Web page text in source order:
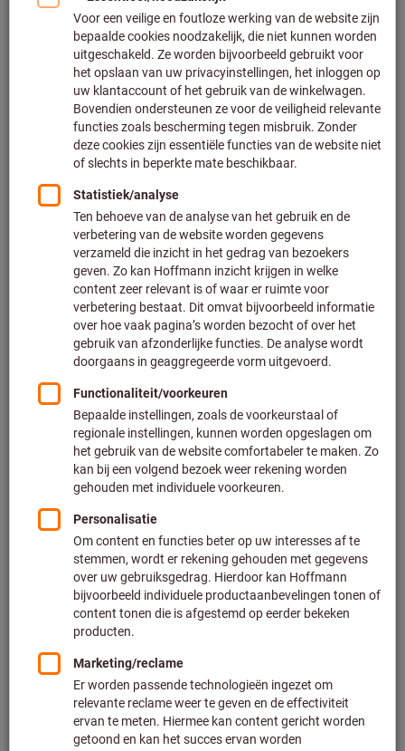
Klik om de afbeelding te vergroten
Prijs per 1 Stuk
Excl. verzendkosten
Klantspecifieke prijzen voor zakelijke klanten na
/ aanmelding.
Geschatte levertijd: 2-3 weken
Let op de langere levertijd en beperkt advies: